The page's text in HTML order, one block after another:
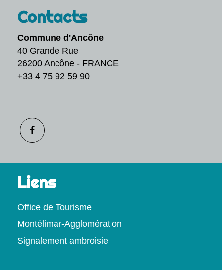
Contacts
Commune d'Ancône
40 Grande Rue
26200 Ancône - FRANCE
+33 4 75 92 59 90
Liens
Office de Tourisme
Montélimar-Agglomération
Signalement ambroisie